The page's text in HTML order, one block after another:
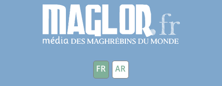
Aller au contenu principal
FR AR
Panneau de gestion des cookies